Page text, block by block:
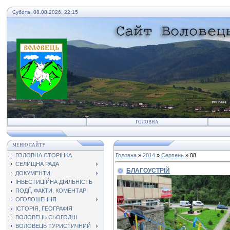
Субота, 08.08.2026, 22:15
ГОЛОВНА
МЕНЮ САЙТУ
ГОЛОВНА СТОРІНКА
СЕЛИЩНА РАДА
ДОКУМЕНТИ
ІНВЕСТИЦІЙНА ДІЯЛЬНІСТЬ
ПОДІЇ, ФАКТИ, КОМЕНТАРІ
ОГОЛОШЕННЯ
ІСТОРІЯ, ГЕОГРАФІЯ
ВОЛОВЕЦЬ СЬОГОДНІ
ВОЛОВЕЦЬ ТУРИСТИЧНИЙ
Головна » 2014 » Серпень » 08
БЛАГОУСТРІЙ